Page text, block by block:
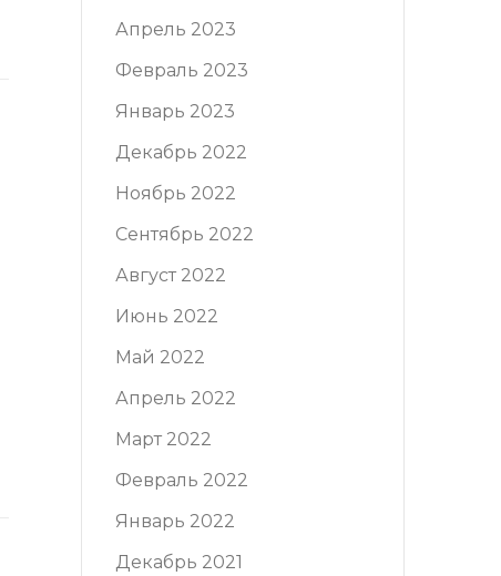
Апрель 2023
Февраль 2023
Январь 2023
Декабрь 2022
Ноябрь 2022
Сентябрь 2022
Август 2022
Июнь 2022
Май 2022
Апрель 2022
Март 2022
Февраль 2022
Январь 2022
Декабрь 2021